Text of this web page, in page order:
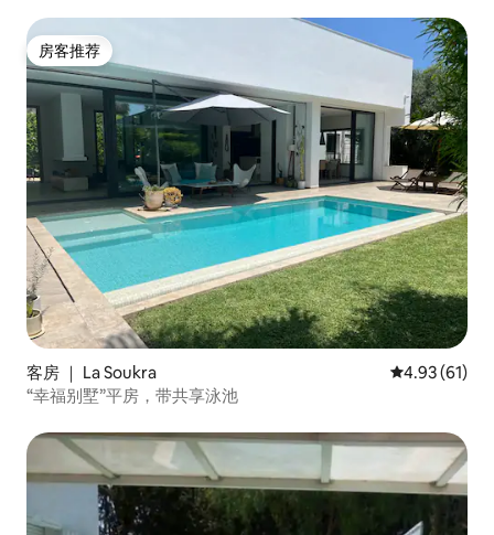
房客推荐
房客推荐
客房 ｜ La Soukra 平均评分
4.93 (61)
“幸福别墅”平房，带共享泳池